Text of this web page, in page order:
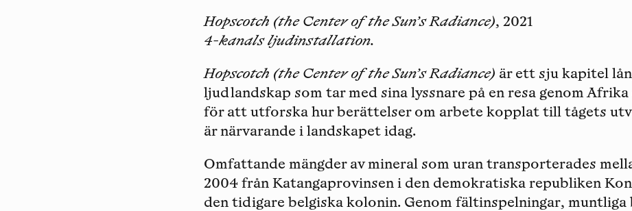
Hopscotch (the Center of the Sun’s Radiance), 2021
4-kanals ljudinstallation.
Hopscotch (the Center of the Sun’s Radiance) är ett sju kapitel
ljudlandskap som tar med sina lyssnare på en resa genom
för att utforska hur berättelser om arbete kopplat till tågets
är närvarande i landskapet idag.
Omfattande mängder av mineral som uran transporterades
2004 från Katangaprovinsen i den demokratiska republiken
den tidigare belgiska kolonin. Genom fältinspelningar, muntliga